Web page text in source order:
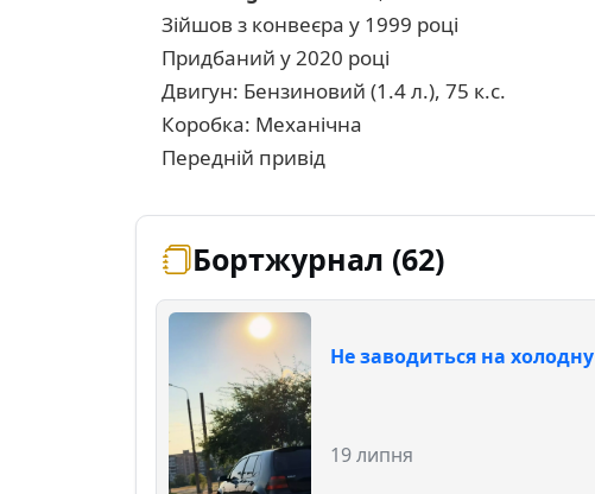
Зійшов з конвеєра у 1999 році
Придбаний у 2020 році
Двигун: Бензиновий (1.4 л.), 75 к.с.
Коробка: Механічна
Передній привід
Бортжурнал (62)
Не заводиться на холодну
19 липня